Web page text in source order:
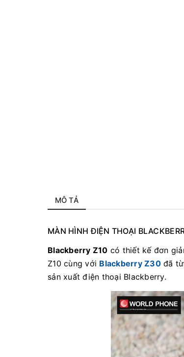
MÔ TẢ
MÀN HÌNH ĐIỆN THOẠI
Blackberry Z10 có thiết kế đơn
Z10 cùng với Blackberry Z30đã
sản xuất điện thoại Blackberry.